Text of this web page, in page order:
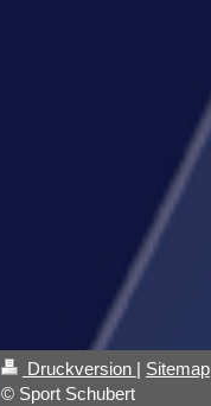
Druckversion | Sitemap
© Sport Schubert